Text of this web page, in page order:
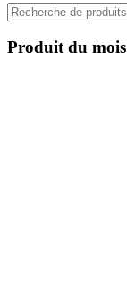
Recherche
pour :
Produit du mois